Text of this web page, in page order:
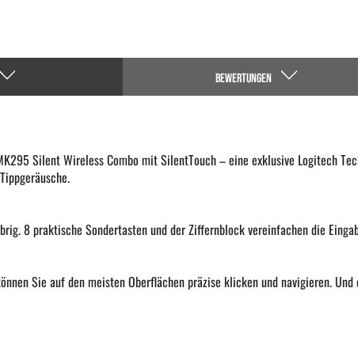
BEWERTUNGEN
Silent Wireless Combo mit SilentTouch – eine exklusive Logitech
8 praktische Sondertasten und der Ziffernblock vereinfachen die
Sie auf den meisten Oberflächen präzise klicken und navigieren.